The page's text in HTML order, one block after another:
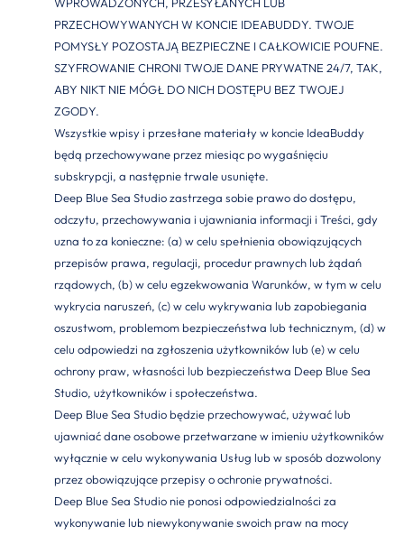
PRZECHOWYWANYCH W KONCIE IDEABUDDY. TWOJE
POMYSŁY POZOSTAJĄ BEZPIECZNE I CAŁKOWICIE POUFNE.
SZYFROWANIE CHRONI TWOJE DANE PRYWATNE 24/7, TAK,
ABY NIKT NIE MÓGŁ DO NICH DOSTĘPU BEZ TWOJEJ
ZGODY.
Wszystkie wpisy i przesłane materiały w koncie IdeaBuddy
będą przechowywane przez miesiąc po wygaśnięciu
subskrypcji, a następnie trwale usunięte.
Deep Blue Sea Studio zastrzega sobie prawo do dostępu,
odczytu, przechowywania i ujawniania informacji i Treści, gdy
uzna to za konieczne: (a) w celu spełnienia obowiązujących
przepisów prawa, regulacji, procedur prawnych lub żądań
rządowych, (b) w celu egzekwowania Warunków, w tym w celu
wykrycia naruszeń, (c) w celu wykrywania lub zapobiegania
oszustwom, problemom bezpieczeństwa lub technicznym, (d) w
celu odpowiedzi na zgłoszenia użytkowników lub (e) w celu
ochrony praw, własności lub bezpieczeństwa Deep Blue Sea
Studio, użytkowników i społeczeństwa.
Deep Blue Sea Studio będzie przechowywać, używać lub
ujawniać dane osobowe przetwarzane w imieniu użytkowników
wyłącznie w celu wykonywania Usług lub w sposób dozwolony
przez obowiązujące przepisy o ochronie prywatności.
Deep Blue Sea Studio nie ponosi odpowiedzialności za
wykonywanie lub niewykonywanie swoich praw na mocy